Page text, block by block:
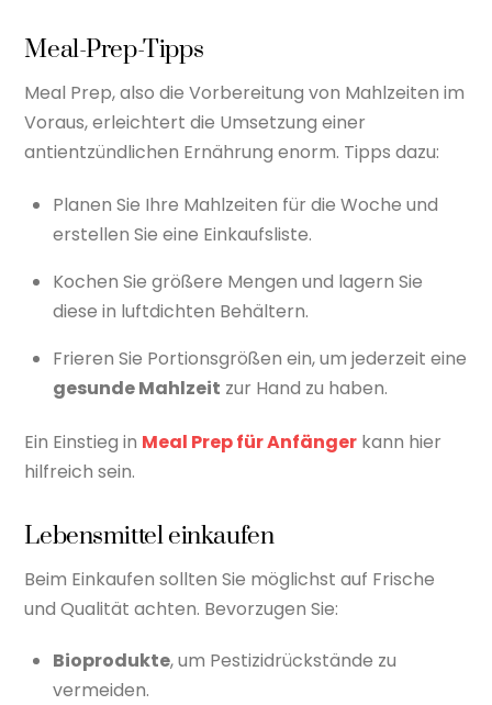
Meal-Prep-Tipps
Meal Prep, also die Vorbereitung von Mahlzeiten im
Voraus, erleichtert die Umsetzung einer
antientzündlichen Ernährung enorm. Tipps dazu:
Planen Sie Ihre Mahlzeiten für die Woche und
erstellen Sie eine Einkaufsliste.
Kochen Sie größere Mengen und lagern Sie
diese in luftdichten Behältern.
Frieren Sie Portionsgrößen ein, um jederzeit eine
gesunde Mahlzeit zur Hand zu haben.
Ein Einstieg in Meal Prep für Anfänger kann hier
hilfreich sein.
Lebensmittel einkaufen
Beim Einkaufen sollten Sie möglichst auf Frische
und Qualität achten. Bevorzugen Sie:
Bioprodukte, um Pestizidrückstände zu
vermeiden.